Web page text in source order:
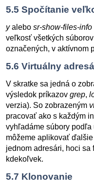
5.5 Spočítanie
yalebo sr-show-files-info
veľkosť všetkých
označených, v aktívnom
5.6 Virtuálny
V skratke sa jedná o
výsledok príkazov grep,
verzia). So zobrazeným
pracovať ako s každým
vyhľadáme súbory podľa
môžeme aplikovať
jednom adresári, hoci
kdekoľvek.
5.7 Klonovanie